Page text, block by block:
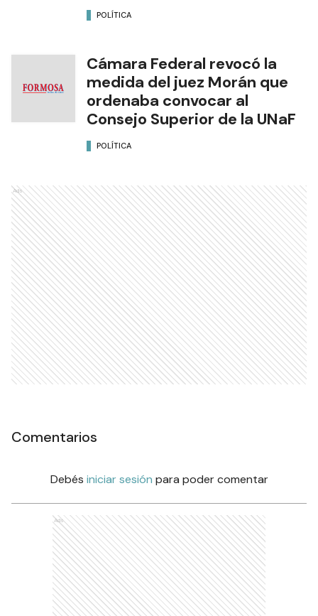
POLÍTICA
Cámara Federal revocó la
medida del juez Morán que
ordenaba convocar al
Consejo Superior de la UNaF
POLÍTICA
Ads
Comentarios
Debés iniciar sesión para poder comentar
Ads